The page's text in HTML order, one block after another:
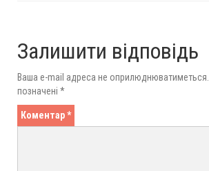
Залишити відповідь
Ваша e-mail адреса не оприлюднюватиметься.
позначені *
Коментар*